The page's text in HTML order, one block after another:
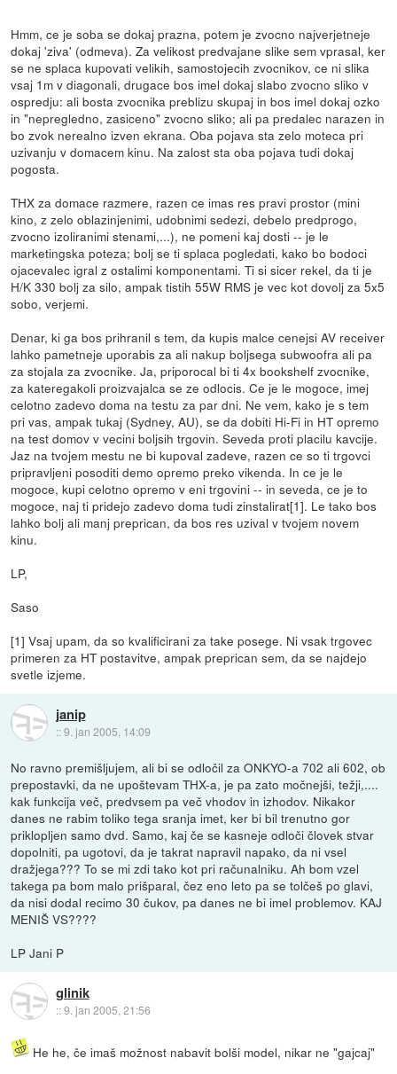
Hmm, ce je soba se dokaj prazna, potem je zvocno najverjetneje
dokaj 'ziva' (odmeva). Za velikost predvajane slike sem vprasal, ker
se ne splaca kupovati velikih, samostojecih zvocnikov, ce ni slika
vsaj 1m v diagonali, drugace bos imel dokaj slabo zvocno sliko v
ospredju: ali bosta zvocnika preblizu skupaj in bos imel dokaj ozko
in "nepregledno, zasiceno" zvocno sliko; ali pa predalec narazen in
bo zvok nerealno izven ekrana. Oba pojava sta zelo moteca pri
uzivanju v domacem kinu. Na zalost sta oba pojava tudi dokaj
pogosta.
THX za domace razmere, razen ce imas res pravi prostor (mini
kino, z zelo oblazinjenimi, udobnimi sedezi, debelo predprogo,
zvocno izoliranimi stenami,...), ne pomeni kaj dosti -- je le
marketingska poteza; bolj se ti splaca pogledati, kako bo bodoci
ojacevalec igral z ostalimi komponentami. Ti si sicer rekel, da ti je
H/K 330 bolj za silo, ampak tistih 55W RMS je vec kot dovolj za 5x5
sobo, verjemi.
Denar, ki ga bos prihranil s tem, da kupis malce cenejsi AV receiver
lahko pametneje uporabis za ali nakup boljsega subwoofra ali pa
za stojala za zvocnike. Ja, priporocal bi ti 4x bookshelf zvocnike,
za kateregakoli proizvajalca se ze odlocis. Ce je le mogoce, imej
celotno zadevo doma na testu za par dni. Ne vem, kako je s tem
pri vas, ampak tukaj (Sydney, AU), se da dobiti Hi-Fi in HT opremo
na test domov v vecini boljsih trgovin. Seveda proti placilu kavcije.
Jaz na tvojem mestu ne bi kupoval zadeve, razen ce so ti trgovci
pripravljeni posoditi demo opremo preko vikenda. In ce je le
mogoce, kupi celotno opremo v eni trgovini -- in seveda, ce je to
mogoce, naj ti pridejo zadevo doma tudi zinstalirat[1]. Le tako bos
lahko bolj ali manj preprican, da bos res uzival v tvojem novem
kinu.
LP,
Saso
[1] Vsaj upam, da so kvalificirani za take posege. Ni vsak trgovec
primeren za HT postavitve, ampak preprican sem, da se najdejo
svetle izjeme.
janip
::9. jan 2005, 14:09
No ravno premišljujem, ali bi se odločil za ONKYO-a 702 ali 602, ob
prepostavki, da ne upoštevam THX-a, je pa zato močnejši, težji,....
kak funkcija več, predvsem pa več vhodov in izhodov. Nikakor
danes ne rabim toliko tega sranja imet, ker bi bil trenutno gor
priklopljen samo dvd. Samo, kaj če se kasneje odloči človek stvar
dopolniti, pa ugotovi, da je takrat napravil napako, da ni vsel
dražjega??? To se mi zdi tako kot pri računalniku. Ah bom vzel
takega pa bom malo prišparal, čez eno leto pa se tolčeš po glavi,
da nisi dodal recimo 30 čukov, pa danes ne bi imel problemov. KAJ
MENIŠ VS????
LP Jani P
glinik
::9. jan 2005, 21:56
He he, če imaš možnost nabavit bolši model, nikar ne "gajcaj"